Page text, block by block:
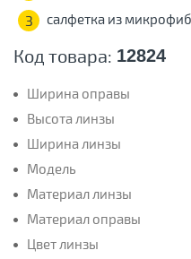
Код товара: 12824
Ширина оправы
Высота линзы
Ширина линзы
Модель
Материал линзы
Материал оправы
Цвет линзы
3 салфетка из